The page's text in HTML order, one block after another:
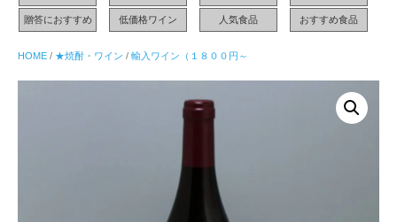
贈答におすすめ 低価格ワイン 人気食品 おすすめ食品
HOME / ★焼酎・ワイン / 輸入ワイン（１８００円～